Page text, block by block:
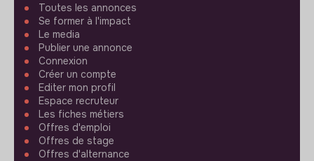
Toutes les annonces
Se former à l'impact
Le media
Publier une annonce
Connexion
Créer un compte
Editer mon profil
Espace recruteur
Les fiches métiers
Offres d'emploi
Offres de stage
Offres d'alternance